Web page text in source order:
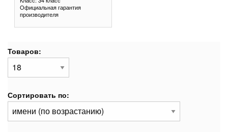
Официальная гарантия
производителя
Товаров:
Сортировать по: